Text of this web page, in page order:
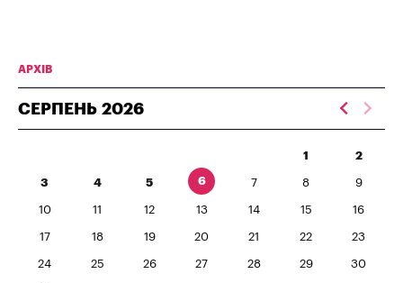
АРХІВ
СЕРПЕНЬ 2026
1 2
3 4 5 6 7 8 9
10 11 12 13 14 15 16
17 18 19 20 21 22 23
24 25 26 27 28 29 30